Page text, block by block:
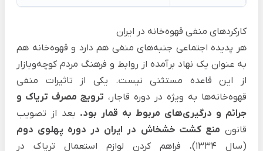
کارکردهای منفی قهوه‌خانه در ایران
هر پدیده اجتماعی جنبه‌های منفی هم دارد و قهوه‌خانه هم
به عنوان یک نهاد برآمده از روابط و فرهنگ مردم کوچه‌وبازار
از این قاعده مستثنی نیست. یکی از تاثیرات منفی
قهوه‌خانه‌ها به ویژه در دوره قاجار، ترویج مصرف تریاک و
جرائم و درگیری‌های مربوط به قمار بود. بعد از تصویب
قانون منع کشت خشخاش در ایران در دوره پهلوی دوم
(سال 1334)، فراهم کردن لوازم استعمال تریاک در